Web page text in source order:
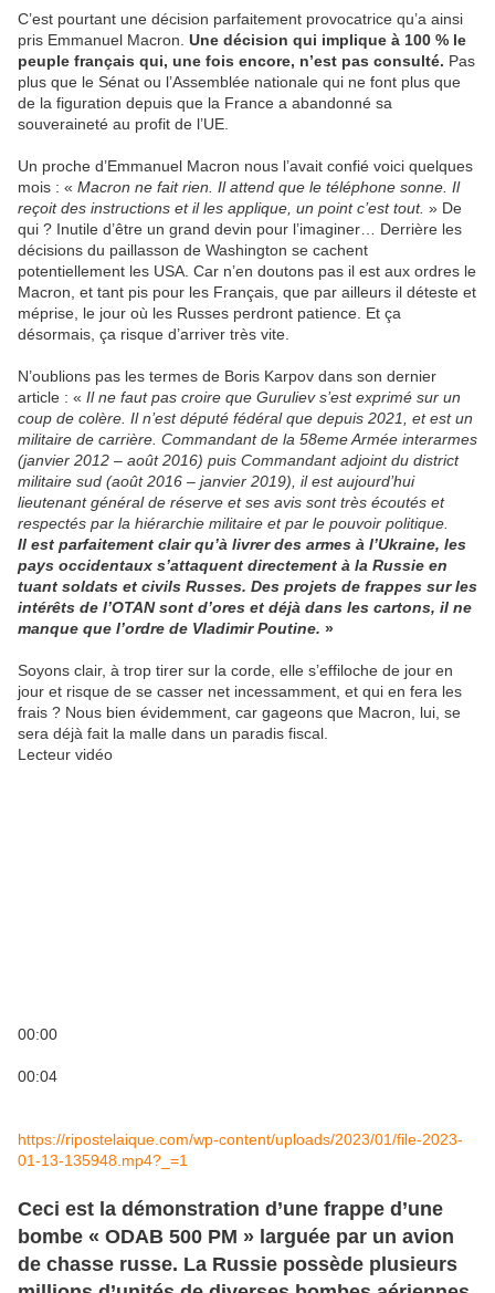
C’est pourtant une décision parfaitement provocatrice qu’a ainsi
pris Emmanuel Macron. Une décision qui implique à 100 % le
peuple français qui, une fois encore, n’est pas consulté. Pas
plus que le Sénat ou l’Assemblée nationale qui ne font plus que
de la figuration depuis que la France a abandonné sa
souveraineté au profit de l’UE.
Un proche d’Emmanuel Macron nous l’avait confié voici quelques
mois : « Macron ne fait rien. Il attend que le téléphone sonne. Il
reçoit des instructions et il les applique, un point c’est tout. » De
qui ? Inutile d’être un grand devin pour l’imaginer… Derrière les
décisions du paillasson de Washington se cachent
potentiellement les USA. Car n’en doutons pas il est aux ordres le
Macron, et tant pis pour les Français, que par ailleurs il déteste et
méprise, le jour où les Russes perdront patience. Et ça
désormais, ça risque d’arriver très vite.
N’oublions pas les termes de Boris Karpov dans son dernier
article : « Il ne faut pas croire que Guruliev s’est exprimé sur un
coup de colère. Il n’est député fédéral que depuis 2021, et est un
militaire de carrière. Commandant de la 58eme Armée interarmes
(janvier 2012 – août 2016) puis Commandant adjoint du district
militaire sud (août 2016 – janvier 2019), il est aujourd’hui
lieutenant général de réserve et ses avis sont très écoutés et
respectés par la hiérarchie militaire et par le pouvoir politique.
Il est parfaitement clair qu’à livrer des armes à l’Ukraine, les
pays occidentaux s’attaquent directement à la Russie en
tuant soldats et civils Russes. Des projets de frappes sur les
intérêts de l’OTAN sont d’ores et déjà dans les cartons, il ne
manque que l’ordre de Vladimir Poutine. »
Soyons clair, à trop tirer sur la corde, elle s’effiloche de jour en
jour et risque de se casser net incessamment, et qui en fera les
frais ? Nous bien évidemment, car gageons que Macron, lui, se
sera déjà fait la malle dans un paradis fiscal.
Lecteur vidéo
00:00
00:04
https://ripostelaique.com/wp-content/uploads/2023/01/file-2023-
01-13-135948.mp4?_=1
Ceci est la démonstration d’une frappe d’une
bombe « ODAB 500 PM » larguée par un avion
de chasse russe. La Russie possède plusieurs